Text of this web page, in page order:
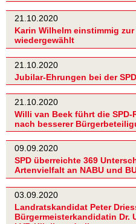
21.10.2020
Karin Wilhelm einstimmig
wiedergewählt
21.10.2020
Jubilar-Ehrungen bei der
21.10.2020
Willi van Beek führt die
nach besserer
09.09.2020
SPD überreichte 369
Artenvielfalt an NABU und
03.09.2020
Landratskandidat Peter
Bürgermeisterkandidatin Dr.